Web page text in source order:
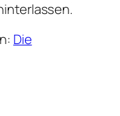
Die